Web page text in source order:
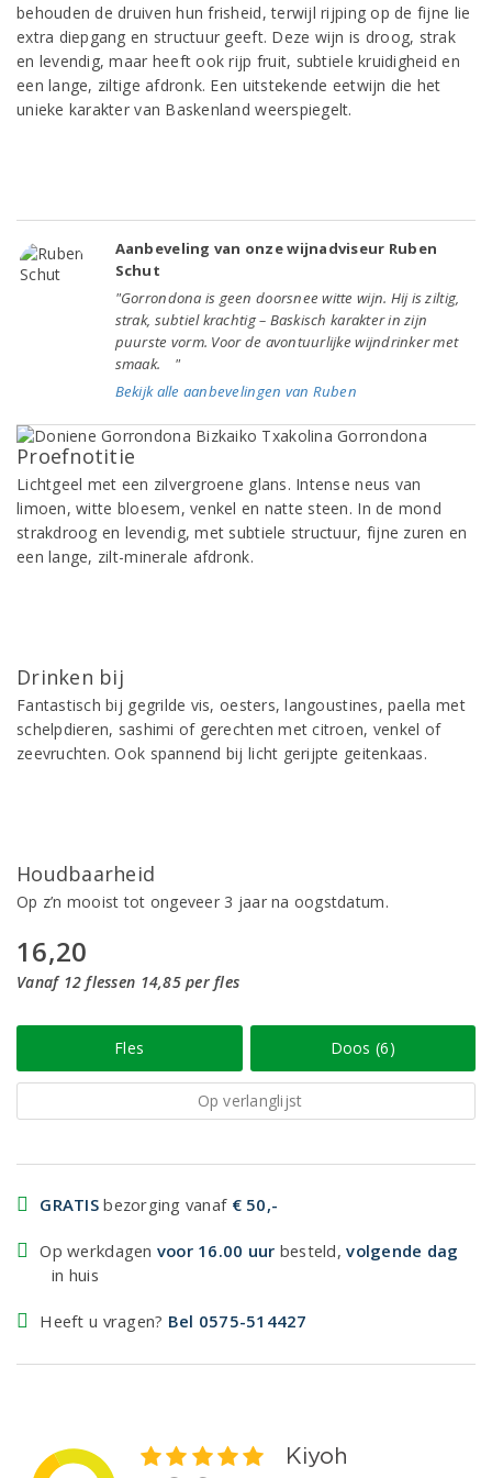
behouden de druiven hun frisheid, terwijl rijping op de fijne lie
extra diepgang en structuur geeft. Deze wijn is droog, strak
en levendig, maar heeft ook rijp fruit, subtiele kruidigheid en
een lange, ziltige afdronk. Een uitstekende eetwijn die het
unieke karakter van Baskenland weerspiegelt.
Aanbeveling van onze wijnadviseur Ruben
Schut
"Gorrondona is geen doorsnee witte wijn. Hij is ziltig,
strak, subtiel krachtig – Baskisch karakter in zijn
puurste vorm. Voor de avontuurlijke wijndrinker met
smaak. "
Bekijk alle aanbevelingen van Ruben
Proefnotitie
Lichtgeel met een zilvergroene glans. Intense neus van
limoen, witte bloesem, venkel en natte steen. In de mond
strakdroog en levendig, met subtiele structuur, fijne zuren en
een lange, zilt-minerale afdronk.
Drinken bij
Fantastisch bij gegrilde vis, oesters, langoustines, paella met
schelpdieren, sashimi of gerechten met citroen, venkel of
zeevruchten. Ook spannend bij licht gerijpte geitenkaas.
Houdbaarheid
Op z’n mooist tot ongeveer 3 jaar na oogstdatum.
16,20
Vanaf 12 flessen 14,85 per fles
Fles Doos (6)
Op verlanglijst
GRATIS bezorging vanaf € 50,-
Op werkdagen voor 16.00 uur besteld,volgende dag
in huis
Heeft u vragen? Bel 0575-514427